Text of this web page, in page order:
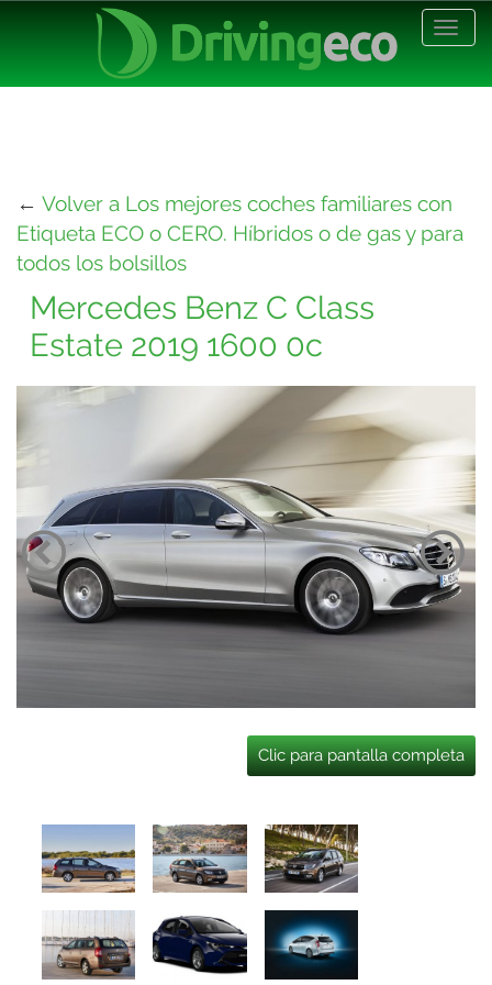
← Volver a Los mejores coches familiares con
Etiqueta ECO o CERO. Híbridos o de gas y para
todos los bolsillos
Mercedes Benz C Class
Estate 2019 1600 0c
Clic para pantalla completa